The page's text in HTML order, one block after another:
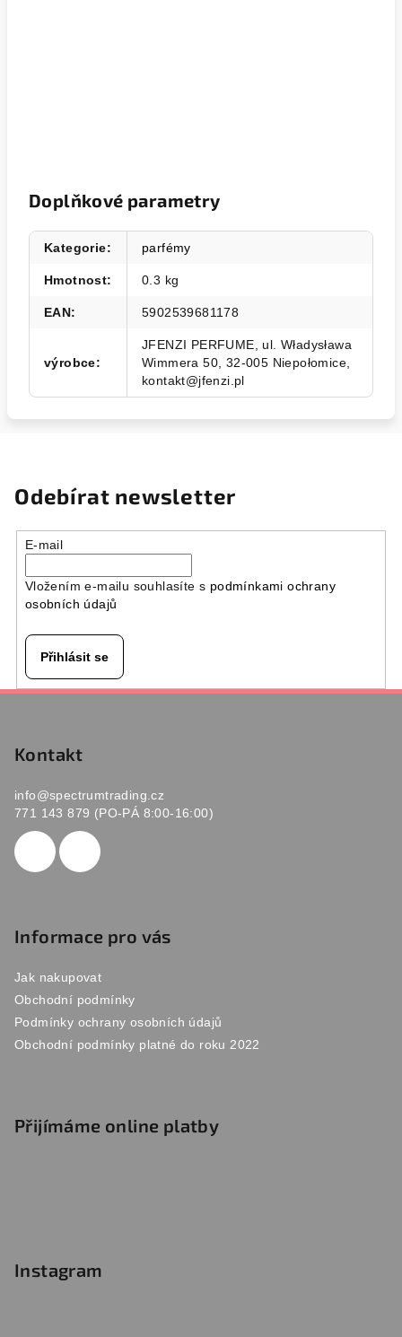
Doplňkové parametry
Kategorie: parfémy
Hmotnost: 0.3 kg
EAN: 5902539681178
výrobce:
JFENZI PERFUME, ul. Władysława
Wimmera 50, 32-005 Niepołomice,
kontakt@jfenzi.pl
Odebírat newsletter
E-mail
Vložením e-mailu souhlasíte s podmínkami ochrany
osobních údajů
Přihlásit se
Kontakt
info@spectrumtrading.cz
771 143 879 (PO-PÁ 8:00-16:00)
Informace pro vás
Jak nakupovat
Obchodní podmínky
Podmínky ochrany osobních údajů
Obchodní podmínky platné do roku 2022
Přijímáme online platby
Instagram